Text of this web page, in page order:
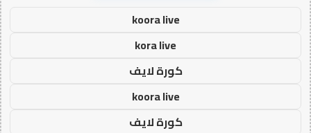
koora live
kora live
كورة لايف
koora live
كورة لايف